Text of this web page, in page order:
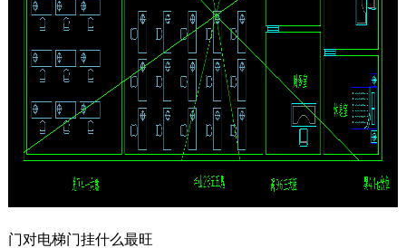
门对电梯门挂什么最旺